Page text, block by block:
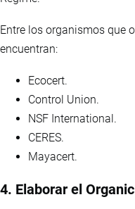
Entre los organismos que
encuentran:
Ecocert.
Control Union.
NSF International.
CERES.
Mayacert.
4. Elaborar el